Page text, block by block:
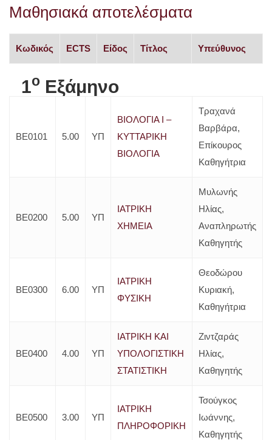
Μαθησιακά αποτελέσματα
Κωδικός ECTS Είδος Τίτλος Υπεύθυνος
1o Εξάμηνο
ΒΕ0101 5.00 YΠ
ΒΙΟΛΟΓΙΑ I –
ΚΥΤΤΑΡΙΚΗ
ΒΙΟΛΟΓΙΑ
Τραχανά
Βαρβάρα,
Επίκουρος
Καθηγήτρια
ΒΕ0200 5.00 YΠ
ΙΑΤΡΙΚΗ
ΧΗΜΕΙΑ
Μυλωνής
Ηλίας,
Αναπληρωτής
Καθηγητής
ΒΕ0300 6.00 ΥΠ
ΙΑΤΡΙΚΗ
ΦΥΣΙΚΗ
Θεοδώρου
Κυριακή,
Καθηγήτρια
ΒΕ0400 4.00 ΥΠ
ΙΑΤΡΙΚΗ ΚΑΙ
ΥΠΟΛΟΓΙΣΤΙΚΗ
ΣΤΑΤΙΣΤΙΚΗ
Ζιντζαράς
Ηλίας,
Καθηγητής
ΒΕ0500 3.00 ΥΠ
ΙΑΤΡΙΚΗ
ΠΛΗΡΟΦΟΡΙΚΗ
Τσούγκος
Ιωάννης,
Καθηγητής